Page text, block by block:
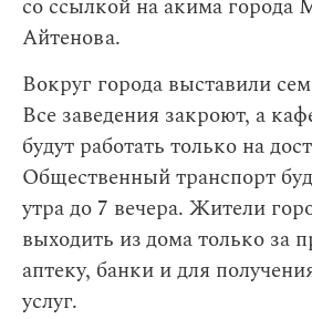
со ссылкой на акима города
Айтенова.
Вокруг города выставили
Все заведения закроют, а
будут работать только на
Общественный транспорт
утра до 7 вечера. Жители
выходить из дома только за
аптеку, банки и для
услуг.